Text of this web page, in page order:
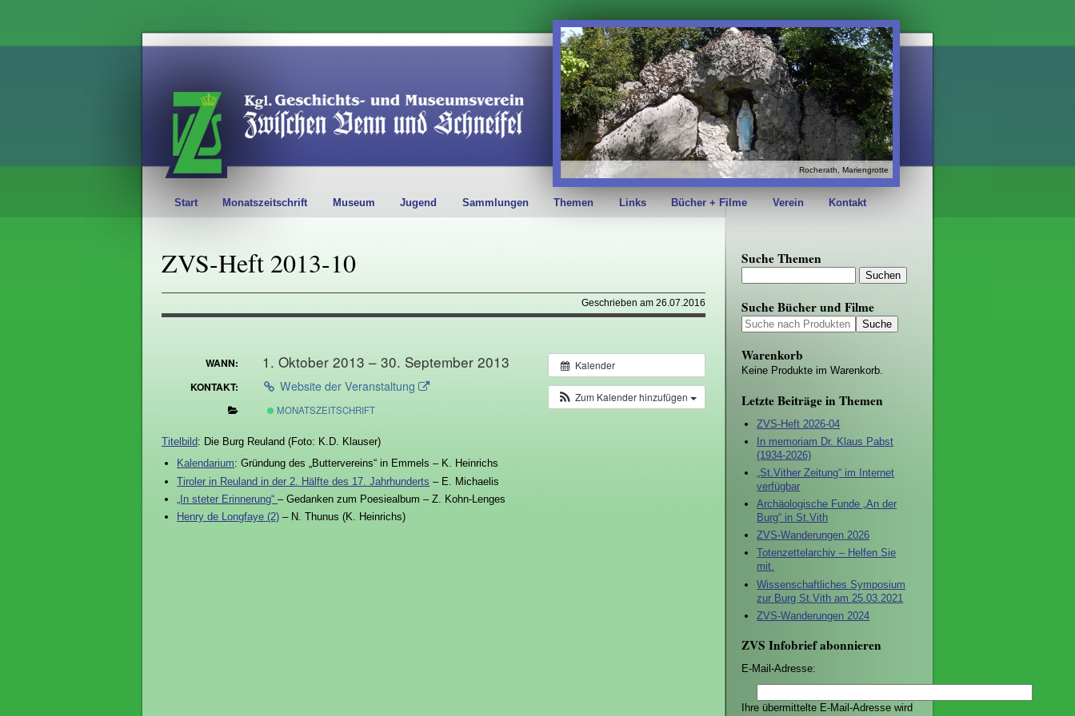
Rocherath, Mariengrotte
Start Monatszeitschrift Museum Jugend Sammlungen Themen Links Bücher + Filme Verein Kontakt
ZVS-Heft 2013-10
Geschrieben am 26.07.2016
Kalender
Zum Kalender hinzufügen
WANN: 1. Oktober 2013 – 30. September 2013
KONTAKT: Website der Veranstaltung
MONATSZEITSCHRIFT
Titelbild: Die Burg Reuland (Foto: K.D. Klauser)
Kalendarium: Gründung des „Buttervereins“ in Emmels – K. Heinrichs
Tiroler in Reuland in der 2. Hälfte des 17. Jahrhunderts – E. Michaelis
„In steter Erinnerung“– Gedanken zum Poesiealbum – Z. Kohn-Lenges
Henry de Longfaye (2) – N. Thunus (K. Heinrichs)
Suche Themen
Suche Bücher und Filme
Warenkorb
Keine Produkte im Warenkorb.
Letzte Beiträge in Themen
ZVS-Heft 2026-04
In memoriam Dr. Klaus Pabst
(1934-2026)
„St.Vither Zeitung“ im Internet
verfügbar
Archäologische Funde „An der
Burg“ in St.Vith
ZVS-Wanderungen 2026
Totenzettelarchiv – Helfen Sie
mit.
Wissenschaftliches Symposium
zur Burg St.Vith am 25.03.2021
ZVS-Wanderungen 2024
ZVS Infobrief abonnieren
E-Mail-Adresse:
Ihre übermittelte E-Mail-Adresse wird